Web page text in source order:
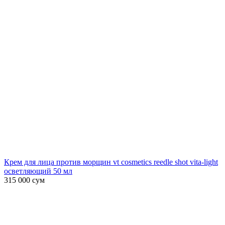
Крем для лица против морщин vt cosmetics reedle shot vita-light
осветляющий 50 мл
315 000 сум